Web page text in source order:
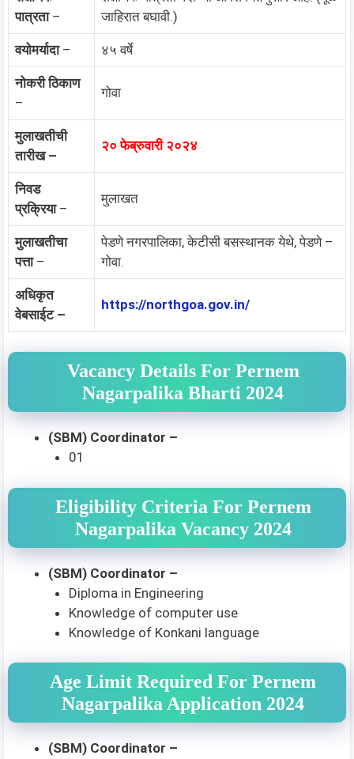
पात्रता–
जाहिरात बघावी.)
वयोमर्यादा– ४५ वर्षे
नोकरी ठिकाण
–
गोवा
मुलाखतीची
तारीख –
२० फेब्रुवारी २०२४
निवड
प्रक्रिया–
मुलाखत
मुलाखतीचा
पत्ता–
पेडणे नगरपालिका, केटीसी बसस्थानक येथे, पेडणे –
गोवा.
अधिकृत
वेबसाईट –
https://northgoa.gov.in/
Vacancy Details For Pernem
Nagarpalika Bharti 2024
(SBM) Coordinator –
01
Eligibility Criteria For Pernem
Nagarpalika Vacancy 2024
(SBM) Coordinator –
Diploma in Engineering
Knowledge of computer use
Knowledge of Konkani language
Age Limit Required For Pernem
Nagarpalika Application 2024
(SBM) Coordinator –